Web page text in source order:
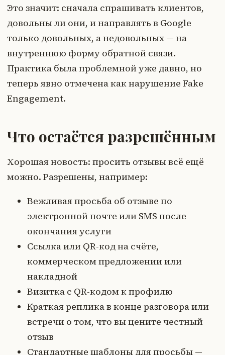
Это значит: сначала спрашивать клиентов,
довольны ли они, и направлять в Google
только довольных, а недовольных — на
внутреннюю форму обратной связи.
Практика была проблемной уже давно, но
теперь явно отмечена как нарушение Fake
Engagement.
Что остаётся разрешённым
Хорошая новость: просить отзывы всё ещё
можно. Разрешены, например:
Вежливая просьба об отзыве по
электронной почте или SMS после
окончания услуги
Ссылка или QR-код на счёте,
коммерческом предложении или
накладной
Визитка с QR-кодом к профилю
Краткая реплика в конце разговора или
встречи о том, что вы цените честный
отзыв
Стандартные шаблоны для просьбы —